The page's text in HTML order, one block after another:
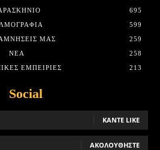
695
599
ΜΑΣ
259
ΝΈΑ
258
ΕΜΠΕΙΡΊΕΣ
213
Social
ΚΆΝΤΕ LIKE
ΑΚΟΛΟΥΘΉΣΤΕ